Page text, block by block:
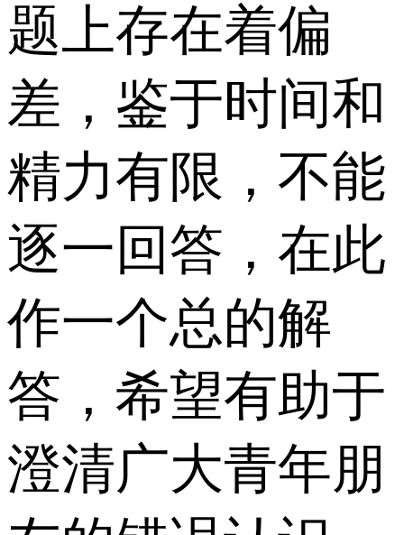
题上存在着偏
差，鉴于时间和
精力有限，不能
逐一回答，在此
作一个总的解
答，希望有助于
澄清广大青年朋